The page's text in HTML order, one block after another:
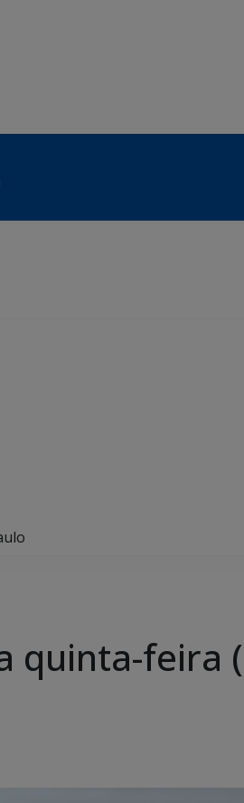
quinta-feira